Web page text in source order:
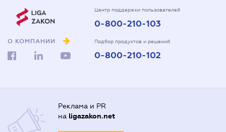
О КОМПАНИИ
Центр поддержки пользователей
0-800-210-103
Подбор продуктов и решений
0-800-210-102
Реклама и PR
на ligazakon.net